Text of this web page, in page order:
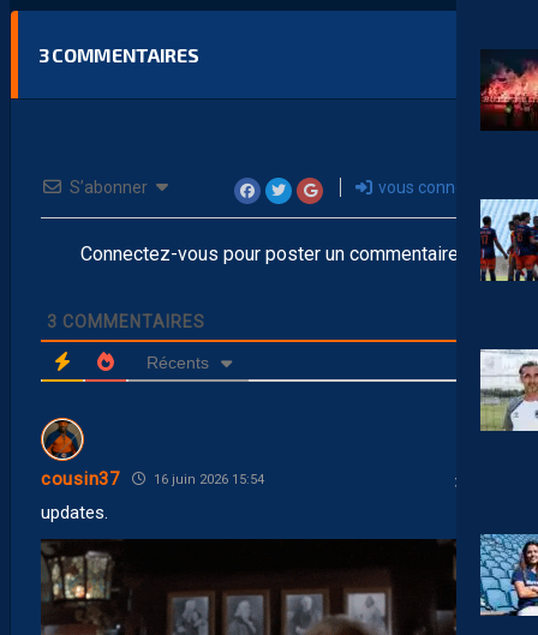
3COMMENTAIRES
S’abonner vous connecter
Connectez-vous pour poster un commentaire
3 COMMENTAIRES
Récents
cousin37 16 juin 2026 15:54
updates.